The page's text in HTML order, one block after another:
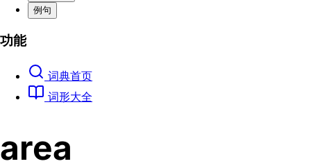
例句
功能
词典首页
词形大全
area